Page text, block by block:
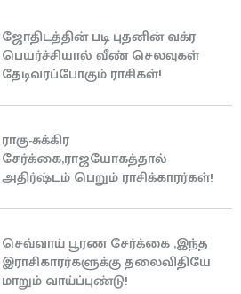
ஜோதிடத்தின் படி புதனின் வக்ர
பெயர்ச்சியால் வீண் செலவுகள்
தேடிவரப்போகும் ராசிகள்!
ராகு-சுக்கிர
சேர்க்கை,ராஜயோகத்தால்
அதிர்ஷ்டம் பெறும் ராசிக்காரர்கள்!
செவ்வாய் பூரண சேர்க்கை ,இந்த
இராசிகாரர்களுக்கு தலைவிதியே
மாறும் வாய்ப்புண்டு!